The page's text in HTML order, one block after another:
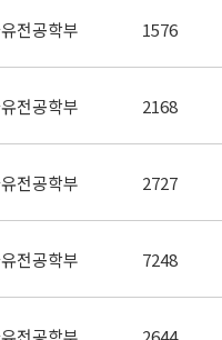
전공학부 1576
전공학부 2168
전공학부 2727
전공학부 7248